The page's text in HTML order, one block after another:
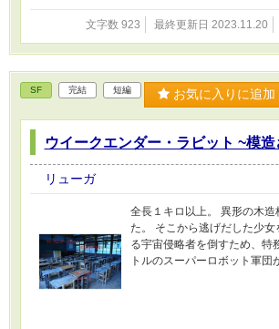
文字数 923 最終更新日 2023.11.20
SF 完結 短編 お気に入りに追加
ウイークエンダー・ラビット ~模
リューガ
全長１キロ以上。 異形の木
た。 そこから逃げだした少女
る宇宙侵略者を倒すため、特
トルのスーパーロボット軍団